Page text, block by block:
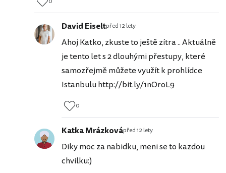
David Eiseltpřed 12 lety
Ahoj Katko, zkuste to ještě zítra .. Aktuálně
je tento let s 2 dlouhými přestupy, které
samozřejmě můžete využít k prohlídce
Istanbulu http://bit.ly/1nOroL9
0
Katka Mrázkovápřed 12 lety
Diky moc za nabidku, meni se to kazdou
chvilku:)